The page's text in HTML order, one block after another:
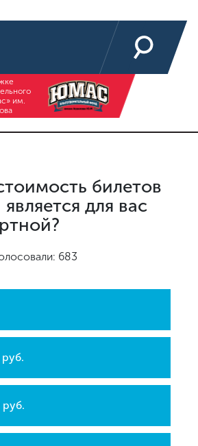
им.
билетов
для вас
683